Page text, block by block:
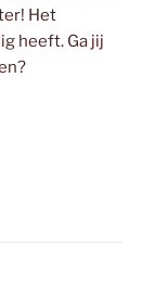
Het
heeft. Ga jij